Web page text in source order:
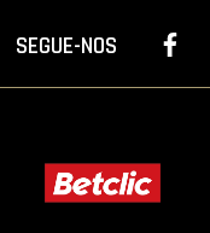
SEGUE-NOS